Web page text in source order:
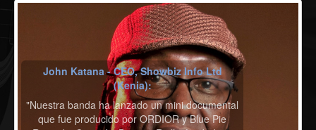
John Katana - CEO, Showbiz Info Ltd
(Kenia):
"Nuestra banda ha lanzado un mini documental
que fue producido por ORDIOR y Blue Pie